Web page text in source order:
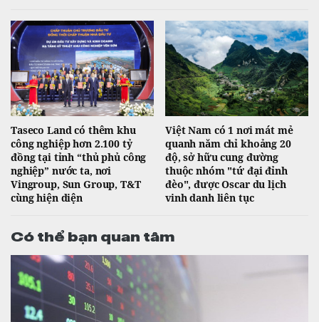
Taseco Land có thêm khu
công nghiệp hơn 2.100 tỷ
đồng tại tỉnh “thủ phủ công
nghiệp” nước ta, nơi
Vingroup, Sun Group, T&T
cùng hiện diện
Việt Nam có 1 nơi mát mẻ
quanh năm chỉ khoảng 20
độ, sở hữu cung đường
thuộc nhóm "tứ đại đỉnh
đèo", được Oscar du lịch
vinh danh liên tục
Có thể bạn quan tâm